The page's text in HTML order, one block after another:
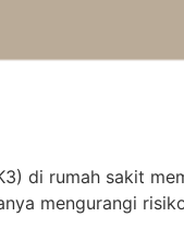
di rumah sakit
mengurangi